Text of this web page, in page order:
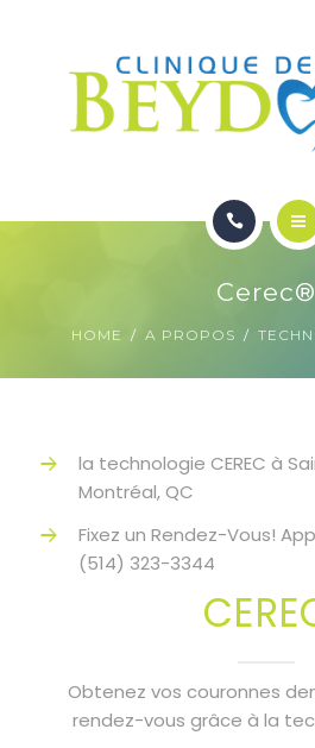
DENTUROLOGIE
A PROPOS
NOUS JOINDRE
Cerec®
HOME A PROPOS
la technologie CEREC à
Montréal, QC
Fixez un Rendez-Vous!
(514) 323-3344
Obtenez vos couronnes
rendez-vous grâce à la